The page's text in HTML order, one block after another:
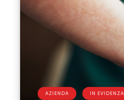
AZIENDA IN EVIDENZA